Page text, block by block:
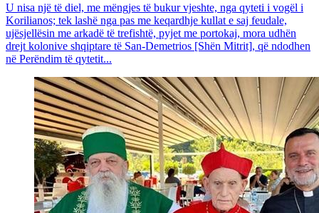
U nisa një të diel, me mëngjes të bukur vjeshte, nga qyteti i vogël i
Korilianos; tek lashë nga pas me keqardhje kullat e saj feudale,
ujësjellësin me arkadë të trefishtë, pyjet me portokaj, mora udhën
drejt kolonive shqiptare të San-Demetrios [Shën Mitrit], që ndodhen
në Perëndim të qytetit...